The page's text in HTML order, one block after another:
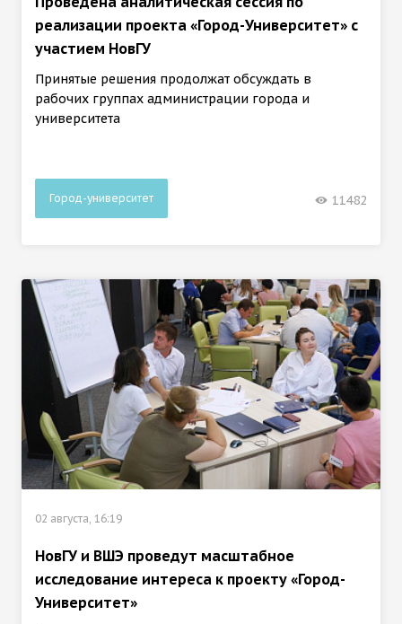
реализации проекта «Город-Университет» с
участием НовГУ
Принятые решения продолжат обсуждать в
рабочих группах администрации города и
университета
Город-университет 11482
02 августа, 16:19
НовГУ и ВШЭ проведут масштабное
исследование интереса к проекту «Город-
Университет»